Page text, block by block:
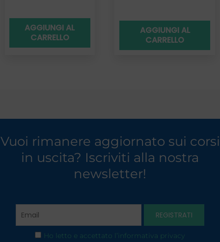
AGGIUNGI AL
CARRELLO
AGGIUNGI AL
CARRELLO
Vuoi rimanere aggiornato sui corsi
in uscita? Iscriviti alla nostra
newsletter!
Ho letto e accettato l’informativa privacy